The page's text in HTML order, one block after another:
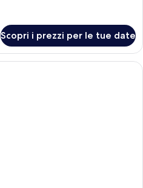
Scopri i prezzi per le tue date